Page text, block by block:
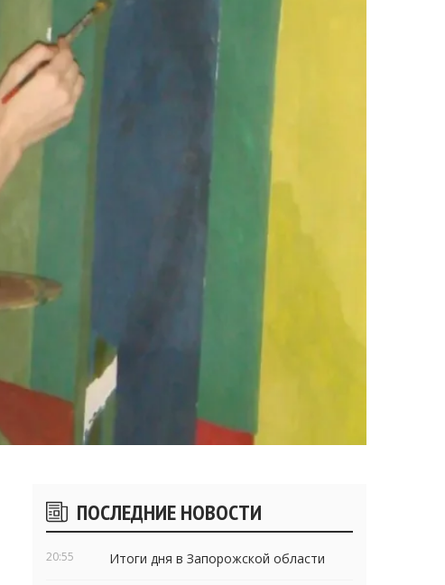
Боковые
виджеты
ПОСЛЕДНИЕ НОВОСТИ
20:55 Итоги дня в Запорожской области